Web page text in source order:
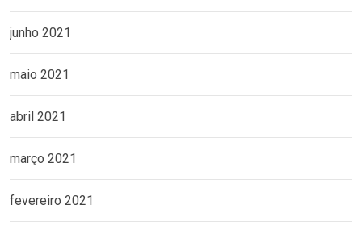
junho 2021
maio 2021
abril 2021
março 2021
fevereiro 2021